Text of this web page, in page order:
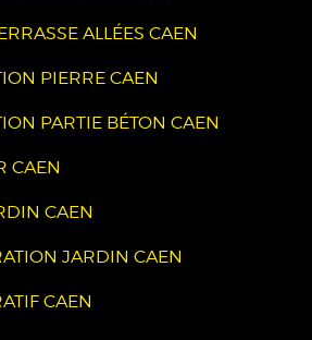
ALLÉES CAEN
PIERRE CAEN
PARTIE BÉTON CAEN
CAEN
CAEN
JARDIN CAEN
CAEN